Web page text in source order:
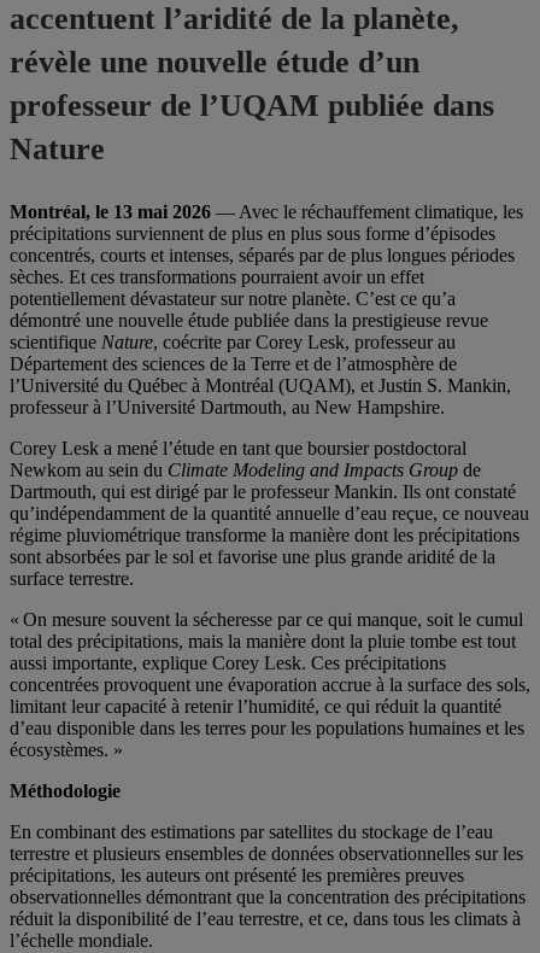
accentuent l’aridité de la planète,
révèle une nouvelle étude d’un
professeur de l’UQAM publiée dans
Nature
Montréal, le 13 mai 2026 — Avec le réchauffement climatique, les
précipitations surviennent de plus en plus sous forme d’épisodes
concentrés, courts et intenses, séparés par de plus longues périodes
sèches. Et ces transformations pourraient avoir un effet
potentiellement dévastateur sur notre planète. C’est ce qu’a
démontré une nouvelle étude publiée dans la prestigieuse revue
scientifique Nature, coécrite par Corey Lesk, professeur au
Département des sciences de la Terre et de l’atmosphère de
l’Université du Québec à Montréal (UQAM), et Justin S. Mankin,
professeur à l’Université Dartmouth, au New Hampshire.
Corey Lesk a mené l’étude en tant que boursier postdoctoral
Newkom au sein du Climate Modeling and Impacts Group de
Dartmouth, qui est dirigé par le professeur Mankin. Ils ont constaté
qu’indépendamment de la quantité annuelle d’eau reçue, ce nouveau
régime pluviométrique transforme la manière dont les précipitations
sont absorbées par le sol et favorise une plus grande aridité de la
surface terrestre.
« On mesure souvent la sécheresse par ce qui manque, soit le cumul
total des précipitations, mais la manière dont la pluie tombe est tout
aussi importante, explique Corey Lesk. Ces précipitations
concentrées provoquent une évaporation accrue à la surface des sols,
limitant leur capacité à retenir l’humidité, ce qui réduit la quantité
d’eau disponible dans les terres pour les populations humaines et les
écosystèmes. »
Méthodologie
En combinant des estimations par satellites du stockage de l’eau
terrestre et plusieurs ensembles de données observationnelles sur les
précipitations, les auteurs ont présenté les premières preuves
observationnelles démontrant que la concentration des précipitations
réduit la disponibilité de l’eau terrestre, et ce, dans tous les climats à
l’échelle mondiale.